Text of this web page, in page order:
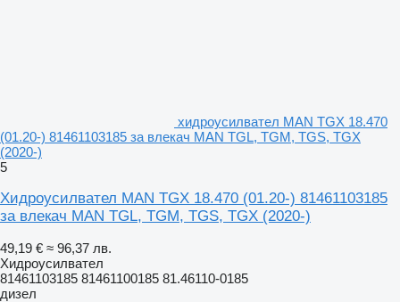
хидроусилвател MAN TGX 18.470
(01.20-) 81461103185 за влекач MAN TGL, TGM, TGS, TGX
(2020-)
5
Хидроусилвател MAN TGX 18.470 (01.20-) 81461103185
за влекач MAN TGL, TGM, TGS, TGX (2020-)
49,19 € ≈ 96,37 лв.
Хидроусилвател
81461103185 81461100185 81.46110-0185
дизел